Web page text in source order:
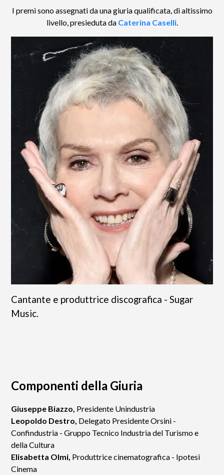
I premi sono assegnati da una giuria qualificata, di altissimo
livello, presieduta da Caterina Caselli.
Cantante e produttrice discografica - Sugar
Music.
Componenti della Giuria
Giuseppe Biazzo, Presidente Unindustria
Leopoldo Destro, Delegato Presidente Orsini -
Confindustria - Gruppo Tecnico Industria del Turismo e
della Cultura
Elisabetta Olmi, Produttrice cinematografica - Ipotesi
Cinema